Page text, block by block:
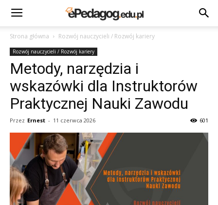
Strona główna Rozwój nauczycieli / Rozwój kariery
Rozwój nauczycieli / Rozwój kariery
Metody, narzędzia i
wskazówki dla Instruktorów
Praktycznej Nauki Zawodu
Przez Ernest - 11 czerwca 2026 601